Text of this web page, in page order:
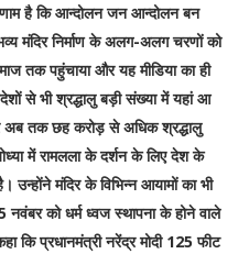
है कि आन्दोलन जन आन्दोलन बन
मंदिर निर्माण के अलग-अलग चरणों को
तक पहुंचाया और यह मीडिया का ही
से भी श्रद्धालु बड़ी संख्या में यहां आ
अब तक छह करोड़ से अधिक श्रद्धालु
में रामलला के दर्शन के लिए देश के
मंदिर के विभिन्न आयामों का भी
को धर्म ध्वज स्थापना के होने वाले
कि प्रधानमंत्री नरेंद्र मोदी 125 फीट